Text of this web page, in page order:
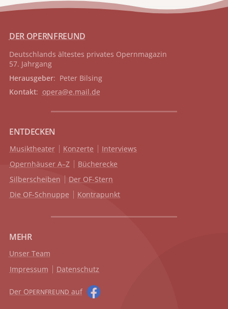
DER OPERNFREUND
Deutschlands ältestes privates Opernmagazin
57. Jahrgang
Herausgeber: Peter Bilsing
Kontakt: opera@e.mail.de
ENTDECKEN
Musiktheater Konzerte
Interviews
Opernhäuser A–Z
Bücherecke
Silberscheiben
Der OF-Stern
Die OF-Schnuppe
Kontrapunkt
MEHR
Unser Team
Impressum
Datenschutz
Der OPERNFREUND auf